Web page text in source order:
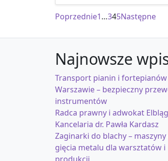
Stronicowanie
Poprzednie1…345Następne
Najnowsze
Transport pianin i
Warszawie – bezpieczny
instrumentów
Radca prawny i adwokat
Kancelaria dr. Pawła Kardasz
Zaginarki do blachy – maszyny
gięcia metalu dla warsztatów i